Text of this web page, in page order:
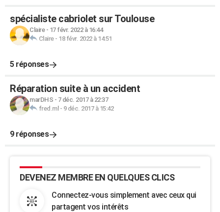
spécialiste cabriolet sur Toulouse
Claire- 17 févr. 2022 à 16:44
Claire- 18 févr. 2022 à 14:51
5 réponses
Réparation suite à un accident
marDHS - 7 déc. 2017 à 22:37
fred.ml - 9 déc. 2017 à 15:42
9 réponses
DEVENEZ MEMBRE EN QUELQUES CLICS
Connectez-vous simplement avec ceux qui
partagent vos intérêts